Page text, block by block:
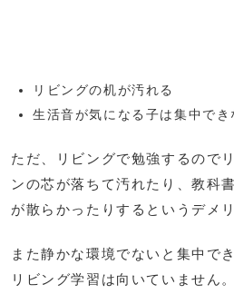
リビングの机が汚れる
生活音が気になる子は集中でき
ただ、リビングで勉強するので
ンの芯が落ちて汚れたり、教科
が散らかったりするというデメ
また静かな環境でないと集中で
リビング学習は向いていません。